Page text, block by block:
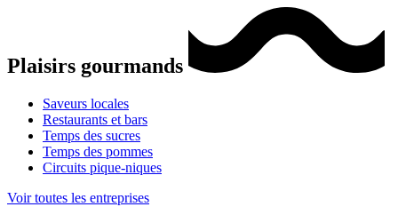
Plaisirs gourmands
Saveurs locales
Restaurants et bars
Temps des sucres
Temps des pommes
Circuits pique-niques
Voir toutes les entreprises